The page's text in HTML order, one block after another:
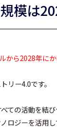
模は
から2028年に
リー4.0です。
ての活動を結
ロジーを活用